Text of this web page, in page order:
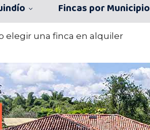
Fincas por Municipio
elegir una finca en alquiler